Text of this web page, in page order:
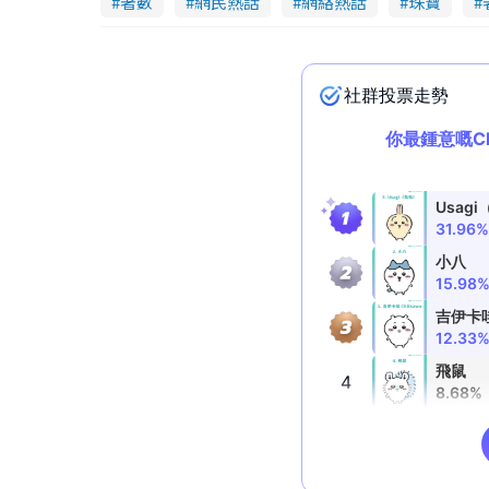
e
o